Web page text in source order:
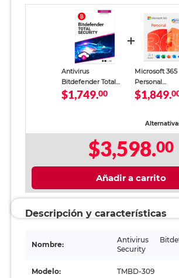
Antivirus
Bitdefender Total
Security 5 Usuarios 2
Años Descargable
$1,749.00
Microsoft 365
Personal
Descargable
Usuario 1 Año
$1,849.
$3,598.00
Añadir a carrito
Descripción y características
Nombre:
Antivirus
Security
Modelo: TMBD-309